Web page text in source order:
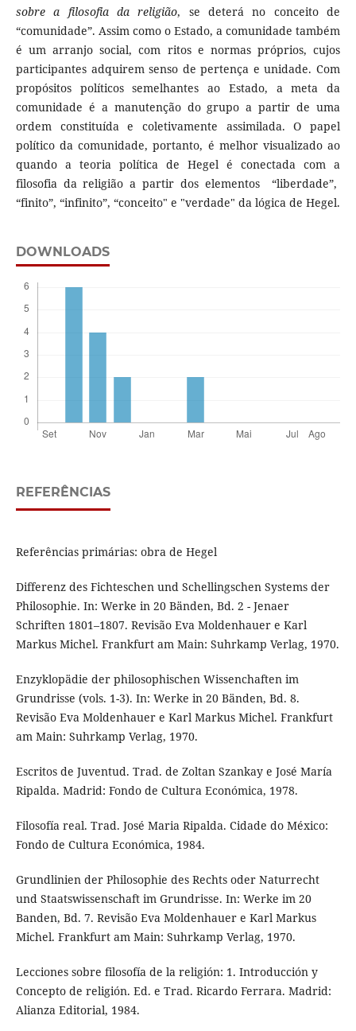
sobre a filosofia da religião, se deterá no conceito de
“comunidade”. Assim como o Estado, a comunidade também
é um arranjo social, com ritos e normas próprios, cujos
participantes adquirem senso de pertença e unidade. Com
propósitos políticos semelhantes ao Estado, a meta da
comunidade é a manutenção do grupo a partir de uma
ordem constituída e coletivamente assimilada. O papel
político da comunidade, portanto, é melhor visualizado ao
quando a teoria política de Hegel é conectada com a
filosofia da religião a partir dos elementos “liberdade”,
“finito”, “infinito”, “conceito" e "verdade" da lógica de Hegel.
DOWNLOADS
REFERÊNCIAS
Referências primárias: obra de Hegel
Differenz des Fichteschen und Schellingschen Systems der
Philosophie. In: Werke in 20 Bänden, Bd. 2 - Jenaer
Schriften 1801–1807. Revisão Eva Moldenhauer e Karl
Markus Michel. Frankfurt am Main: Suhrkamp Verlag, 1970.
Enzyklopädie der philosophischen Wissenchaften im
Grundrisse (vols. 1-3). In: Werke in 20 Bänden, Bd. 8.
Revisão Eva Moldenhauer e Karl Markus Michel. Frankfurt
am Main: Suhrkamp Verlag, 1970.
Escritos de Juventud. Trad. de Zoltan Szankay e José María
Ripalda. Madrid: Fondo de Cultura Económica, 1978.
Filosofía real. Trad. José Maria Ripalda. Cidade do México:
Fondo de Cultura Económica, 1984.
Grundlinien der Philosophie des Rechts oder Naturrecht
und Staatswissenschaft im Grundrisse. In: Werke im 20
Banden, Bd. 7. Revisão Eva Moldenhauer e Karl Markus
Michel. Frankfurt am Main: Suhrkamp Verlag, 1970.
Lecciones sobre filosofía de la religión: 1. Introducción y
Concepto de religión. Ed. e Trad. Ricardo Ferrara. Madrid:
Alianza Editorial, 1984.